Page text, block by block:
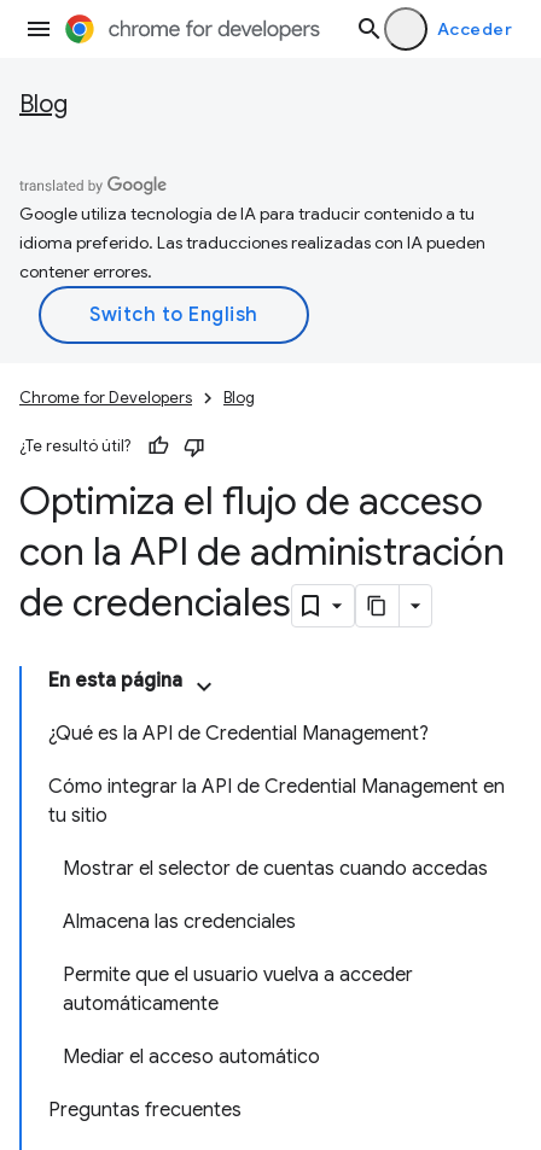
Acceder
Blog
Google utiliza tecnología de IA para traducir contenido a tu
idioma preferido. Las traducciones realizadas con IA pueden
contener errores.
Chrome for Developers Blog
¿Te resultó útil?
Optimiza el flujo de acceso
con la API de administración
de credenciales
En esta página
¿Qué es la API de Credential Management?
Cómo integrar la API de Credential Management en
tu sitio
Mostrar el selector de cuentas cuando accedas
Almacena las credenciales
Permite que el usuario vuelva a acceder
automáticamente
Mediar el acceso automático
Preguntas frecuentes